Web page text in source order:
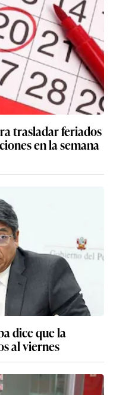
trasladar feriados
en la semana
dice que la
al viernes